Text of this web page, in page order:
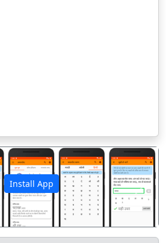
Install App
अगला